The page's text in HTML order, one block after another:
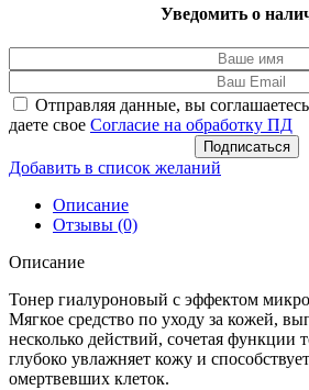
Уведомить о
Отправляя данные, вы
даете свое Согласие на обработку ПД
Подписаться
Добавить в список желаний
Описание
Отзывы (0)
Описание
Тонер гиалуроновый с эффектом
Мягкое средство по уходу за кожей,
несколько действий, сочетая функции
глубоко увлажняет кожу и
омертвевших клеток.